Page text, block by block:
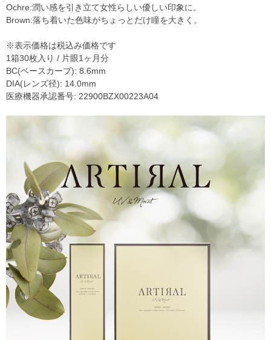
Ochre:潤い感を引き立て女性らしい優しい印象に。
Brown:落ち着いた色味がちょっとだけ瞳を大きく。
※表示価格は税込み価格です
1箱30枚入り / 片眼1ヶ月分
BC(ベースカーブ): 8.6mm
DIA(レンズ径): 14.0mm
医療機器承認番号: 22900BZX00223A04